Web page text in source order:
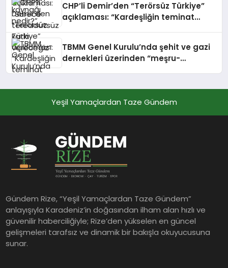
CHP’li Demir’den “Terörsüz Türkiye”
açıklaması: “Kardeşliğin teminat
devam edeceğiz”
TBMM Genel Kurulu’nda şehit ve gazi
dernekleri üzerinden “meşru-
Yeşil Yamaçlardan Taze Gündem
Gündem Rize, “Yeşil Yamaçlardan Taze Gündem”
anlayışıyla Karadeniz’in doğasından ilham alan hızlı ve
güvenilir haberciliğiyle; Rize’den yükselen en güncel
gelişmeleri tarafsız ve dinamik bir bakışla okuyucusuna
sunar.